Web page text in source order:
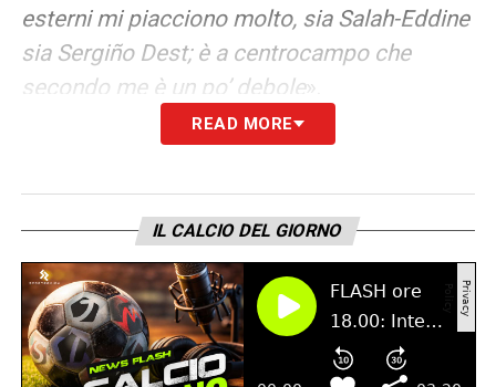
esterni mi piacciono molto, sia Salah-Eddine
sia Sergiño Dest; è a centrocampo che
secondo me è un po’ debole».
GARA DECISIVA– «Bosz l’ha ribadito e
Devono fare punti. Se perdono ancora e lo
fanno in casa, il cammino in Champions
rischia di essere compromesso».
DIFFERENZA TRA I MISTER– «
Per Bosz c’è
una sola cosa che conta: attaccare. Ed è
READ MORE
IL CALCIO DEL GIORNO